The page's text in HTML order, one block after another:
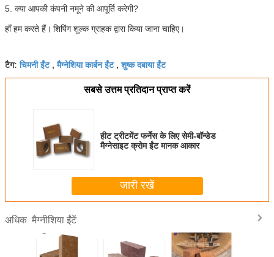
5. क्या आपकी कंपनी नमूने की आपूर्ति करेगी?
हाँ हम करते हैं। शिपिंग शुल्क ग्राहक द्वारा किया जाना चाहिए।
टैग:चिमनी ईंट,मैग्नेशिया कार्बन ईंट,शुष्क दबाया ईंट
सबसे उत्तम प्रतिदान प्राप्त करें
हीट ट्रीटमेंट फर्नेस के लिए सेमी-बॉन्डेड
मैग्नेसाइट क्रोम ईंट मानक आकार
जारी रखें
अधिक मैग्नीशिया ईंटें